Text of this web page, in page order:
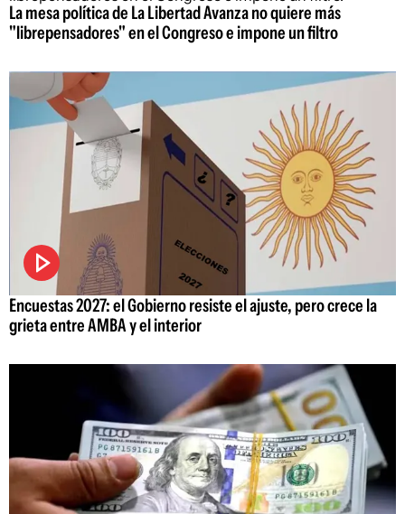
La mesa política de La Libertad Avanza no quiere más
"librepensadores" en el Congreso e impone un filtro
Encuestas 2027: el Gobierno resiste el ajuste, pero crece la
grieta entre AMBA y el interior